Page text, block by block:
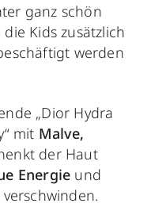
ganz schön
Kids zusätzlich
werden
„Dior Hydra
mit Malve,
der Haut
Energie und